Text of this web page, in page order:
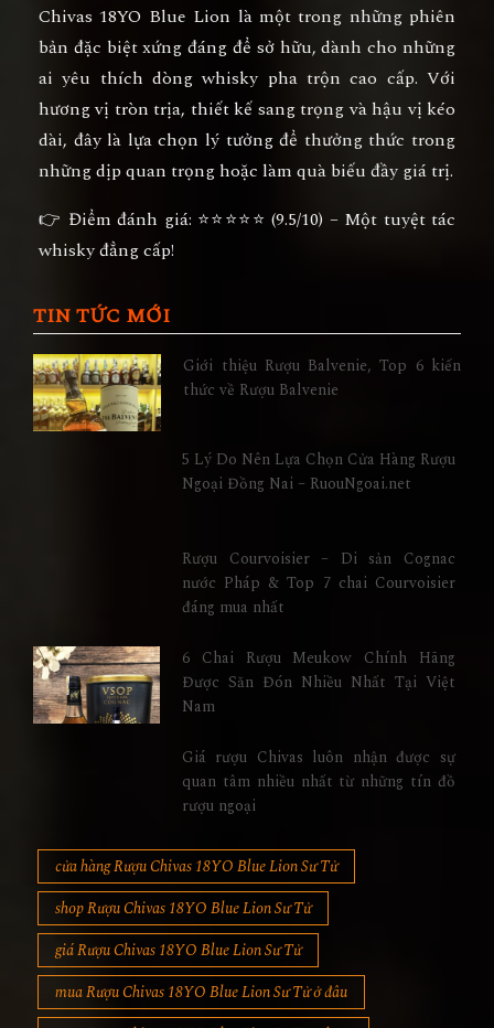
Chivas 18YO Blue Lion là một trong những phiên
bản đặc biệt xứng đáng để sở hữu, dành cho những
ai yêu thích dòng whisky pha trộn cao cấp. Với
hương vị tròn trịa, thiết kế sang trọng và hậu vị kéo
dài, đây là lựa chọn lý tưởng để thưởng thức trong
những dịp quan trọng hoặc làm quà biếu đầy giá trị.
👉 Điểm đánh giá: ⭐⭐⭐⭐⭐ (9.5/10) – Một tuyệt tác
whisky đẳng cấp!
TIN TỨC MỚI
Giới thiệu Rượu Balvenie, Top 6 kiến
thức về Rượu Balvenie
5 Lý Do Nên Lựa Chọn Cửa Hàng Rượu
Ngoại Đồng Nai – RuouNgoai.net
Rượu Courvoisier – Di sản Cognac
nước Pháp & Top 7 chai Courvoisier
đáng mua nhất
6 Chai Rượu Meukow Chính Hãng
Được Săn Đón Nhiều Nhất Tại Việt
Nam
Giá rượu Chivas luôn nhận được sự
quan tâm nhiều nhất từ những tín đồ
rượu ngoại
cửa hàng Rượu Chivas 18YO Blue Lion Sư Tử
shop Rượu Chivas 18YO Blue Lion Sư Tử
giá Rượu Chivas 18YO Blue Lion Sư Tử
mua Rượu Chivas 18YO Blue Lion Sư Tử ở đâu